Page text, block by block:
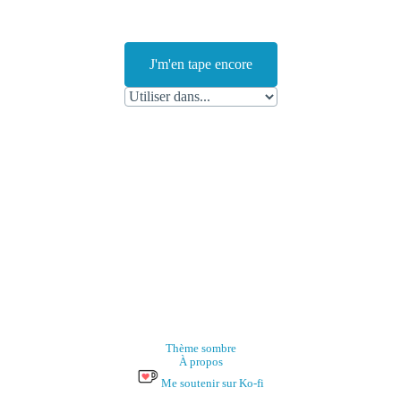
J'm'en tape encore
Thème sombre
À propos
Me soutenir sur Ko-fi